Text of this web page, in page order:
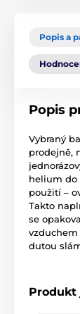
Popis a
Popis
Vybraný
prodejně,
helium do
použití –
Takto
se
dutou
Produkt